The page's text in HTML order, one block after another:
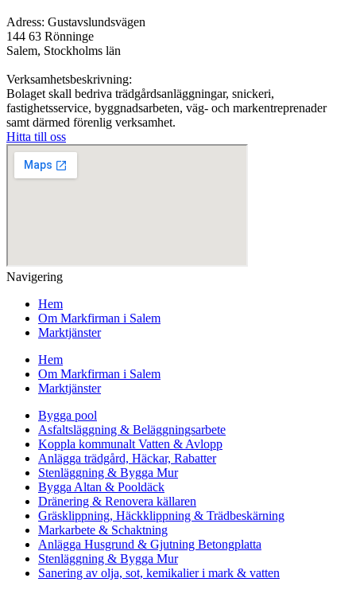
Adress: Gustavslundsvägen
144 63 Rönninge
Salem, Stockholms län
Verksamhetsbeskrivning:
Bolaget skall bedriva trädgårdsanläggningar, snickeri,
fastighetsservice, byggnadsarbeten, väg- och markentreprenader
samt därmed förenlig verksamhet.
Hitta till oss
Navigering
Hem
Om Markfirman i Salem
Marktjänster
Hem
Om Markfirman i Salem
Marktjänster
Bygga pool
Asfaltsläggning & Beläggningsarbete
Koppla kommunalt Vatten & Avlopp
Anlägga trädgård, Häckar, Rabatter
Stenläggning & Bygga Mur
Bygga Altan & Pooldäck
Dränering & Renovera källaren
Gräsklippning, Häckklippning & Trädbeskärning
Markarbete & Schaktning
Anlägga Husgrund & Gjutning Betongplatta
Stenläggning & Bygga Mur
Sanering av olja, sot, kemikalier i mark & vatten